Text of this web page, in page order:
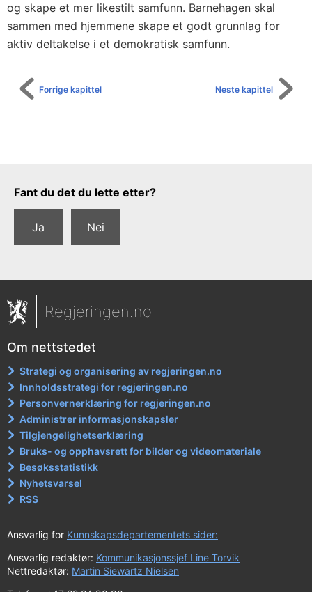
og skape et mer likestilt samfunn. Barnehagen skal
sammen med hjemmene skape et godt grunnlag for
aktiv deltakelse i et demokratisk samfunn.
Neste kapittel
Forrige kapittel
Tilbakemeldingsskjema
Fant du det du lette etter?
Ja Nei
Regjeringen.no
Om nettstedet
Strategi og organisering av regjeringen.no
Innholdsstrategi for regjeringen.no
Personvernerklæring for regjeringen.no
Administrer informasjonskapsler
Tilgjengelighetserklæring
Bruks- og opphavsrett for bilder og videomateriale
Besøksstatistikk
Nyhetsvarsel
RSS
Ansvarlig for Kunnskapsdepartementets sider:
Ansvarlig redaktør: Kommunikasjonssjef Line Torvik
Nettredaktør: Martin Siewartz Nielsen